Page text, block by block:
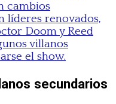
cambios
líderes renovados,
Doom y Reed
villanos
el show.
secundarios